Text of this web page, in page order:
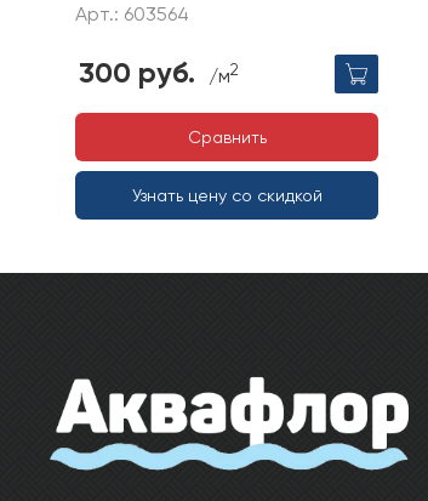
Арт.: 603564
300 руб. /м2
Сравнить
Узнать цену со скидкой